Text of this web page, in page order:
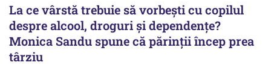
La ce vârstă trebuie să vorbești cu copilul
despre alcool, droguri și dependențe?
Monica Sandu spune că părinții încep prea
târziu